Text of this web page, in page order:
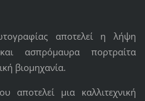
αποτελεί η λήψη
ασπρόμαυρα πορτραίτα
βιομηχανία.
αποτελεί μια καλλιτεχνική